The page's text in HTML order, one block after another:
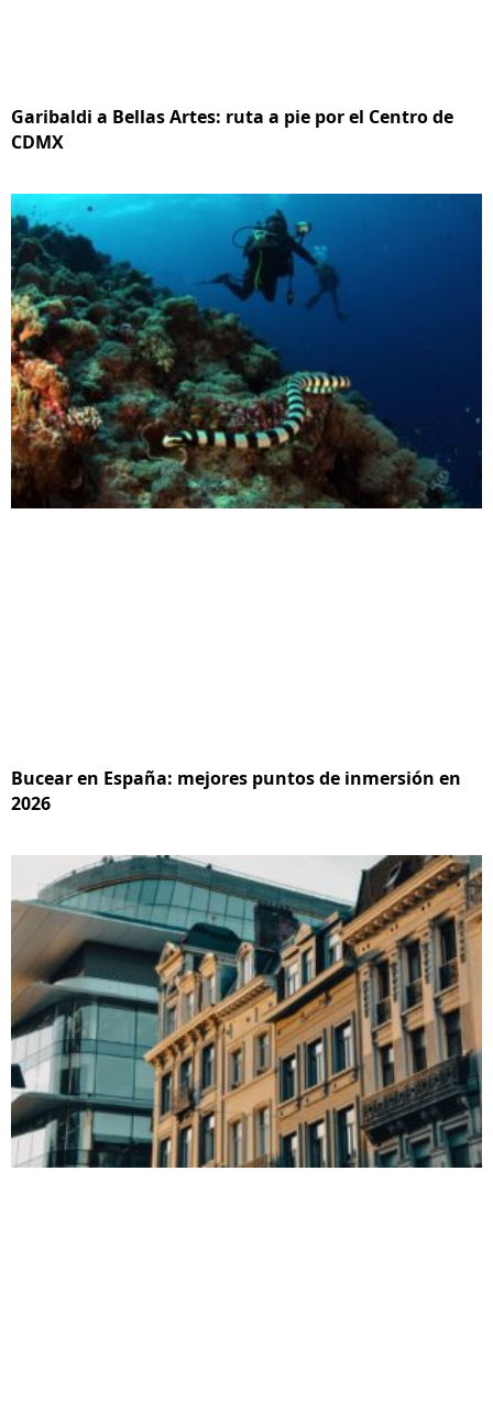
Garibaldi a Bellas Artes: ruta a pie por el Centro de
CDMX
Bucear en España: mejores puntos de inmersión en
2026